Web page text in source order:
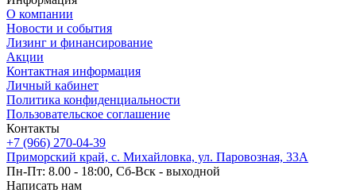
О компании
Новости и события
Лизинг и финансирование
Акции
Контактная информация
Личный кабинет
Политика конфиденциальности
Пользовательское соглашение
Контакты
+7 (966) 270-04-39
Приморский край, с. Михайловка, ул. Паровозная, 33А
Пн-Пт: 8.00 - 18:00, Сб-Вск - выходной
Написать нам